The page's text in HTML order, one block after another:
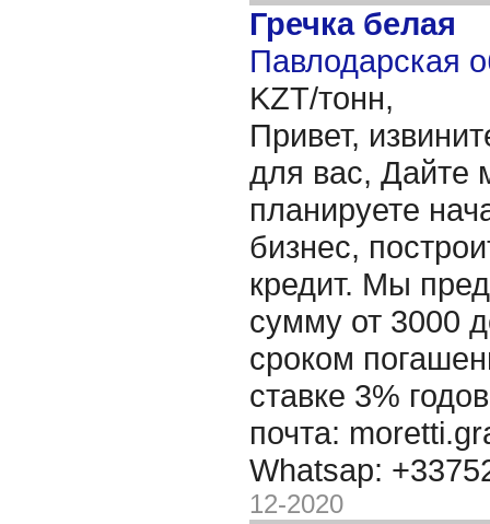
Гречка белая
Павлодарская
KZT/тонн,
Привет,
для вас, Дайте
планируете
бизнес,
кредит. Мы
сумму от 3000
сроком
ставке 3%
почта:
Whatsap:
12-2020